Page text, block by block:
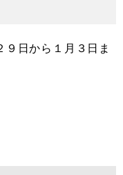
日から１月３日ま